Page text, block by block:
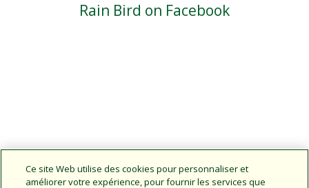
Rain Bird on Facebook
Consulter les postes disponibles
Ce site Web utilise des cookies pour personnaliser et
améliorer votre expérience, pour fournir les services que